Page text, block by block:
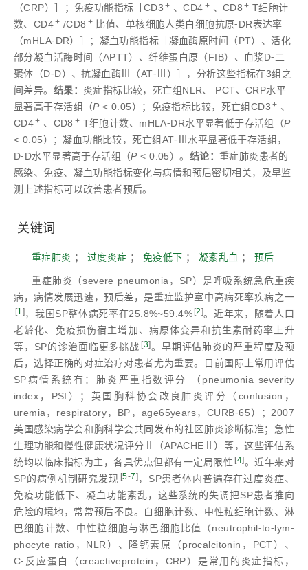
（CRP）］；免疫功能指标［CD3 + 、CD4 + 、CD8 + T细胞计
数、CD4+ /CD8 + 比值、单核细胞人类白细胞抗原⁃DR表达率
（mHLA⁃DR）］；凝血功能指标［凝血酶原时间（PT）、活化
部分凝血活酶时间（APTT）、纤维蛋白原（FIB）、血浆D⁃二
聚体（D⁃D）、抗凝血酶Ⅲ（AT⁃Ⅲ）］，分析这些指标在3组之
间差异。 结果： 炎症指标比较，死亡组NLR、 PCT、CRP水平
显著高于存活组（P< 0.05）；免疫指标比较，死亡组CD3 + 、
CD4+ 、CD8 + T细胞计数、mHLA⁃DR水平显著低于存活组（P
< 0.05）；凝血功能比较，死亡组AT⁃Ⅲ水平显著低于存活组，
D⁃D水平显著高于存活组（P< 0.05）。 结论： 重症肺炎患者的
感染、免疫、凝血功能指标变化与病情和预后密切相关，及早监
测上述指标可以改善患者预后。
关键词
重症肺炎 ； 过度炎症 ； 免疫低下 ； 凝紊乱血 ； 预后
重症肺炎（severe pneumonia，SP）是呼吸系统急危重疾
病，病情发展迅速，预后差，是重症监护室中高病死率疾病之一
[1]，我国SP整体病死率在25.8%~59.4% [2]。近年来，随着人口
老龄化、免疫损伤宿主增加、病原体变异和抗生素耐药率上升
等，SP的诊治面临更多挑战 [3]。早期评估肺炎的严重程度及预
后，选择正确的对症治疗对患者尤为重要。目前国际上常用评估
SP病情系统有：肺炎严重指数评分 （pneumonia severity
index，PSI）；英国胸科协会改良肺炎评分（confusion，
uremia，respiratory，BP，age65years，CURB⁃65）；2007
美国感染病学会和胸科学会共同发布的社区肺炎诊断标准；急性
生理功能和慢性健康状况评分Ⅱ（APACHEⅡ）等，这些评估系
统均以临床指标为主，各具优点但都有一定局限性 [4]。近年来对
SP的病例机制研究发现 [5-7]，SP患者体内普遍存在过度炎症、
免疫功能低下、凝血功能紊乱，这些系统的失调把SP患者推向
危险的境地，常常预后不良。白细胞计数、中性粒细胞计数、淋
巴细胞计数、中性粒细胞与淋巴细胞比值（neutrophil⁃to⁃lym⁃
phocyte ratio，NLR）、降钙素原（procalcitonin，PCT）、
C⁃反应蛋白（creactiveprotein，CRP）是常用的炎症指标，